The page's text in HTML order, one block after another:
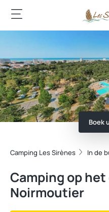
Boek
Camping Les Sirènes In de
Camping op
Noirmoutier